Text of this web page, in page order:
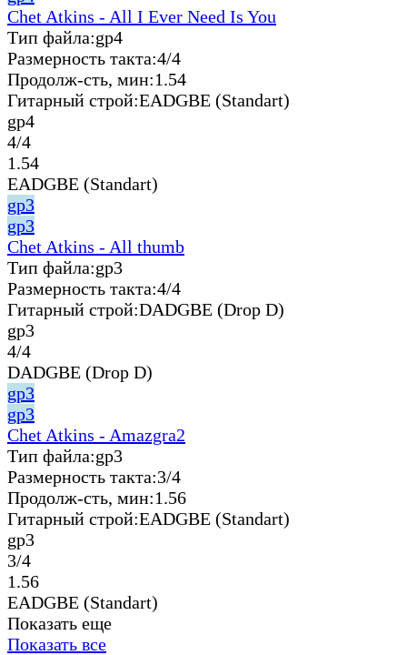
Chet Atkins - All I Ever Need Is You
Тип файла:gp4
Размерность такта:4/4
Продолж-сть, мин:1.54
Гитарный строй:EADGBE (Standart)
gp4
4/4
1.54
EADGBE (Standart)
gp3
gp3
Chet Atkins - All thumb
Тип файла:gp3
Размерность такта:4/4
Гитарный строй:DADGBE (Drop D)
gp3
4/4
DADGBE (Drop D)
gp3
gp3
Chet Atkins - Amazgra2
Тип файла:gp3
Размерность такта:3/4
Продолж-сть, мин:1.56
Гитарный строй:EADGBE (Standart)
gp3
3/4
1.56
EADGBE (Standart)
Показать еще
Показать все